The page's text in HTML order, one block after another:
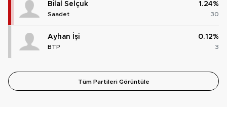
Bilal Selçuk
Saadet
1.24%
30
Ayhan İşi
BTP
0.12%
3
Tüm Partileri Görüntüle